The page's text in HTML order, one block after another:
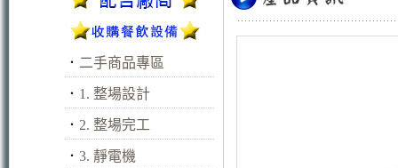
． 二手商品專區
． 1. 整場設計
． 2. 整場完工
． 3. 靜電機